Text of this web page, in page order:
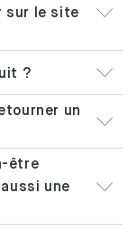
sur le site
?
un
être
une